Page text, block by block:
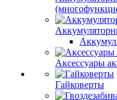
Аксессуары
Гайковерты